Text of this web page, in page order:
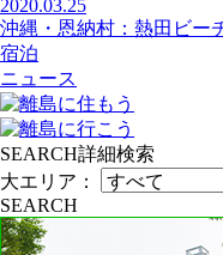
2020.03.25
沖縄・恩納村：熱田ビー
宿泊
ニュース
SEARCH詳細検索
大エリア：
SEARCH